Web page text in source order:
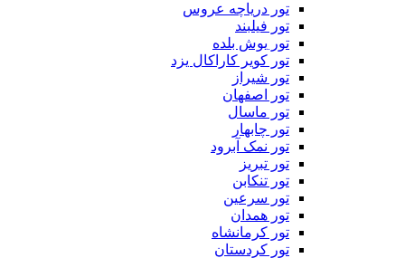
تور دریاچه عروس
تور فیلبند
تور یوش بلده
تور کویر کاراکال یزد
تور شیراز
تور اصفهان
تور ماسال
تور چابهار
تور نمک آبرود
تور تبریز
تور تنکابن
تور سرعین
تور همدان
تور کرمانشاه
تور کردستان